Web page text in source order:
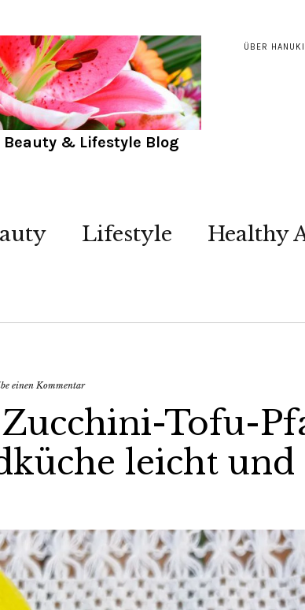
ÜBER HANUKI
& Lifestyle Blog
Lifestyle Healthy
einen Kommentar
Tofu-
leicht und